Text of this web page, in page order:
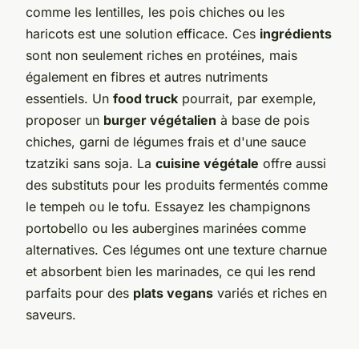
comme les lentilles, les pois chiches ou les
haricots est une solution efficace. Ces ingrédients
sont non seulement riches en protéines, mais
également en fibres et autres nutriments
essentiels. Un food truck pourrait, par exemple,
proposer un burger végétalien à base de pois
chiches, garni de légumes frais et d'une sauce
tzatziki sans soja. La cuisine végétale offre aussi
des substituts pour les produits fermentés comme
le tempeh ou le tofu. Essayez les champignons
portobello ou les aubergines marinées comme
alternatives. Ces légumes ont une texture charnue
et absorbent bien les marinades, ce qui les rend
parfaits pour des plats vegans variés et riches en
saveurs.